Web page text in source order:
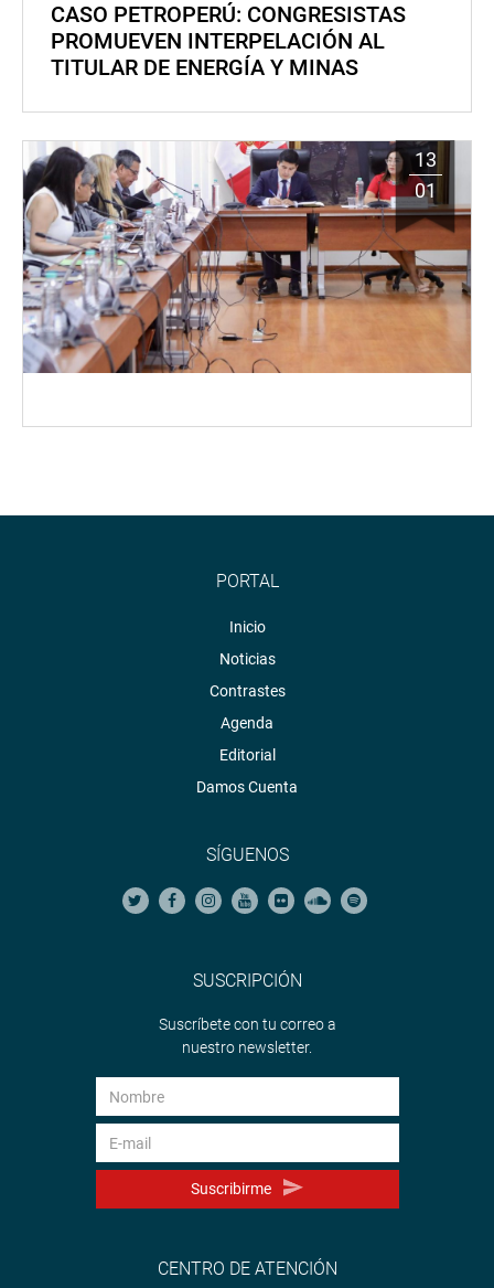
CASO PETROPERÚ: CONGRESISTAS
PROMUEVEN INTERPELACIÓN AL
TITULAR DE ENERGÍA Y MINAS
13
01
PORTAL
Inicio
Noticias
Contrastes
Agenda
Editorial
Damos Cuenta
SÍGUENOS
SUSCRIPCIÓN
Suscríbete con tu correo a
nuestro newsletter.
Suscribirme
CENTRO DE ATENCIÓN